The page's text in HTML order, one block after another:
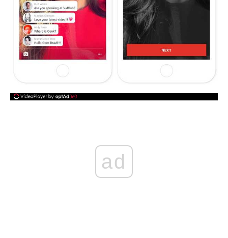
ad